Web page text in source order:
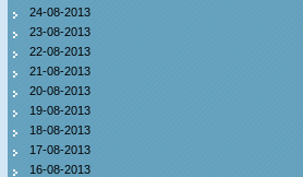
24-08-2013
23-08-2013
22-08-2013
21-08-2013
20-08-2013
19-08-2013
18-08-2013
17-08-2013
16-08-2013